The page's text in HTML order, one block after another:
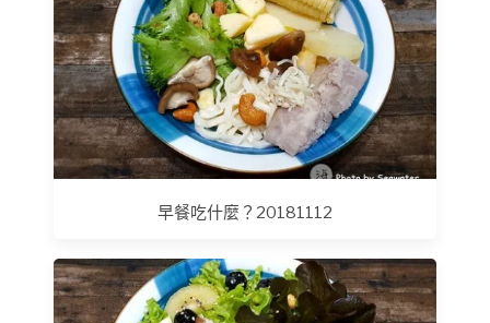
早餐吃什麼？20181112